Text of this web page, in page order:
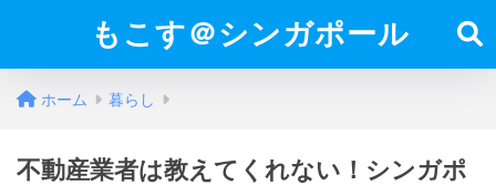
もこす＠シンガポール
ホーム 暮らし
不動産業者は教えてくれない！シンガポ